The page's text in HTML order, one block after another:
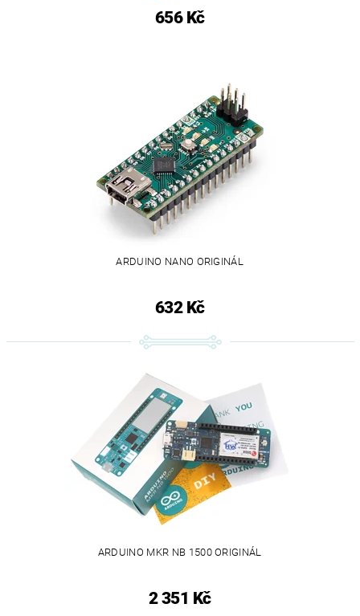
656 Kč
ARDUINO NANO ORIGINÁL
632 Kč
ARDUINO MKR NB 1500 ORIGINÁL
2 351 Kč